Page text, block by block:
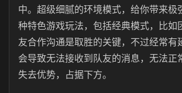
中。超级细腻的环境模式，给你带来极
种特色游戏玩法，包括经典模式，比如
友合作沟通是取胜的关键，不过经常有
会导致无法接收到队友的消息，无法正
失去优势，占据下方。